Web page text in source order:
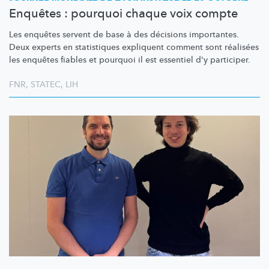
Enquêtes : pourquoi chaque voix compte
Les enquêtes servent de base à des décisions importantes.
Deux experts en statistiques expliquent comment sont réalisées
les enquêtes fiables et pourquoi il est essentiel d'y participer.
FNR, STATEC, LIH